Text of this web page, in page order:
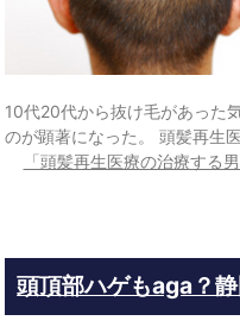
10代20代から抜け毛があった
のが顕著になった。 頭髪再生
「頭髪再生医療の治療する
頭頂部ハゲもaga？